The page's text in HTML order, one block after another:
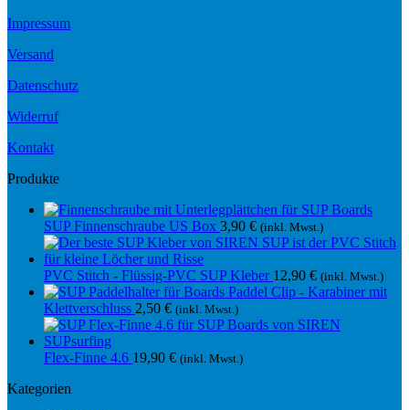
Impressum
Versand
Datenschutz
Widerruf
Kontakt
Produkte
SUP Finnenschraube US Box 3,90 € (inkl. Mwst.)
PVC Stitch - Flüssig-PVC SUP Kleber 12,90 € (inkl. Mwst.)
Paddel Clip - Karabiner mit
Klettverschluss 2,50 € (inkl. Mwst.)
Flex-Finne 4.6 19,90 € (inkl. Mwst.)
Kategorien